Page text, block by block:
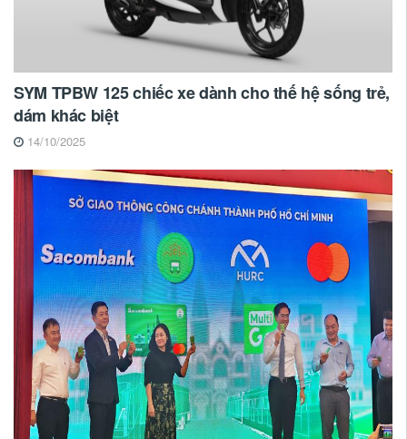
SYM TPBW 125 chiếc xe dành cho thế hệ sống trẻ,
dám khác biệt
14/10/2025